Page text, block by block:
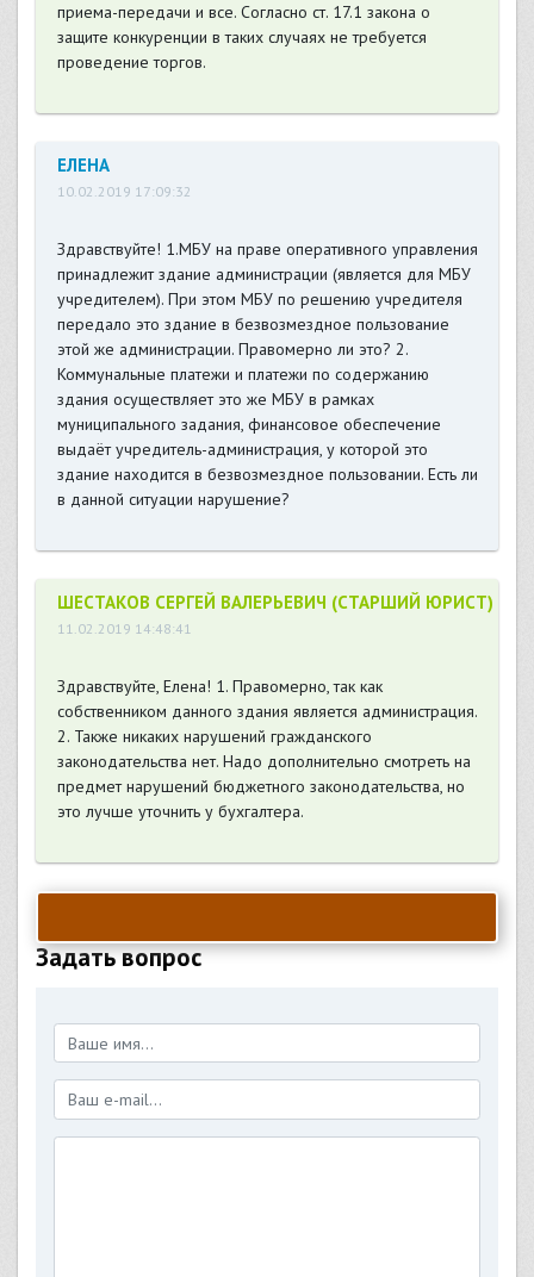
приема-передачи и все. Согласно ст. 17.1 закона о
защите конкуренции в таких случаях не требуется
проведение торгов.
ЕЛЕНА
10.02.2019 17:09:32
Здравствуйте! 1.МБУ на праве оперативного управления
принадлежит здание администрации (является для МБУ
учредителем). При этом МБУ по решению учредителя
передало это здание в безвозмездное пользование
этой же администрации. Правомерно ли это? 2.
Коммунальные платежи и платежи по содержанию
здания осуществляет это же МБУ в рамках
муниципального задания, финансовое обеспечение
выдаёт учредитель-администрация, у которой это
здание находится в безвозмездное пользовании. Есть ли
в данной ситуации нарушение?
ШЕСТАКОВ СЕРГЕЙ ВАЛЕРЬЕВИЧ (СТАРШИЙ ЮРИСТ)
11.02.2019 14:48:41
Здравствуйте, Елена! 1. Правомерно, так как
собственником данного здания является администрация.
2. Также никаких нарушений гражданского
законодательства нет. Надо дополнительно смотреть на
предмет нарушений бюджетного законодательства, но
это лучше уточнить у бухгалтера.
Задать вопрос